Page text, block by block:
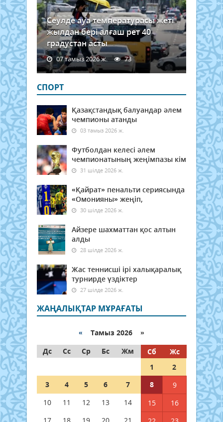
Сеулде ауа температурасы жеті
жылдан бері алғаш рет 40
градустан асты
07 тамыз 2026 ж. 73
СПОРТ
Қазақстандық балуандар әлем
чемпионы атанды
03 тамыз 2026 ж.
Футболдан келесі әлем
чемпионатының жеңімпазы кім
31 шілде 2026 ж.
«Қайрат» пенальти сериясында
«Омонияны» жеңіп,
30 шілде 2026 ж.
Айзере шахматтан қос алтын
алды
28 шілде 2026 ж.
Жас теннисші ірі халықаралық
турнирде үздіктер
27 шілде 2026 ж.
ЖАҢАЛЫҚТАР МҰРАҒАТЫ
« Тамыз 2026 »
Дс
Сс Ср Бс Жм Сб
Жс
1
2
3
4 5 6 7 8
9
10
11 12 13 14 15
16
17
18 19 20 21